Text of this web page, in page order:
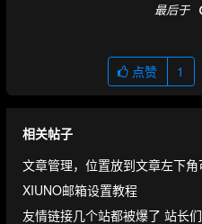
最后于
点赞 1
相关帖子
文章管理，位置放到文章左下角
XIUNO邮箱设置教程
友情链接几个站都被爆了 站长